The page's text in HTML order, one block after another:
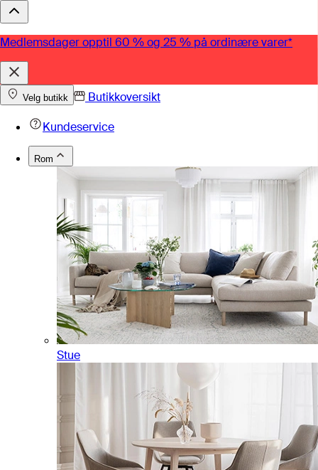
Medlemsdager opptil 60 % og 25 % på ordinære varer*
Velg butikk
Butikkoversikt
Kundeservice
Rom
Stue